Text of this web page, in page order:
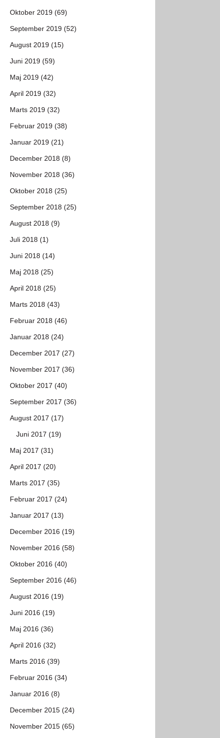
Oktober 2019 (69)
September 2019 (52)
August 2019 (15)
Juni 2019 (59)
Maj 2019 (42)
April 2019 (32)
Marts 2019 (32)
Februar 2019 (38)
Januar 2019 (21)
December 2018 (8)
November 2018 (36)
Oktober 2018 (25)
September 2018 (25)
August 2018 (9)
Juli 2018 (1)
Juni 2018 (14)
Maj 2018 (25)
April 2018 (25)
Marts 2018 (43)
Februar 2018 (46)
Januar 2018 (24)
December 2017 (27)
November 2017 (36)
Oktober 2017 (40)
September 2017 (36)
August 2017 (17)
Juni 2017 (19)
Maj 2017 (31)
April 2017 (20)
Marts 2017 (35)
Februar 2017 (24)
Januar 2017 (13)
December 2016 (19)
November 2016 (58)
Oktober 2016 (40)
September 2016 (46)
August 2016 (19)
Juni 2016 (19)
Maj 2016 (36)
April 2016 (32)
Marts 2016 (39)
Februar 2016 (34)
Januar 2016 (8)
December 2015 (24)
November 2015 (65)